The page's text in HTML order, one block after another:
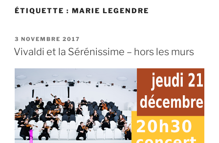
ÉTIQUETTE : MARIE LEGENDRE
PUBLIÉ
LE
3 NOVEMBRE 2017
Vivaldi et la Sérénissime – hors les murs